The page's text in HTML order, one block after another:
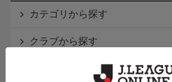
カテゴリから探す
クラブから探す
Ｊ2